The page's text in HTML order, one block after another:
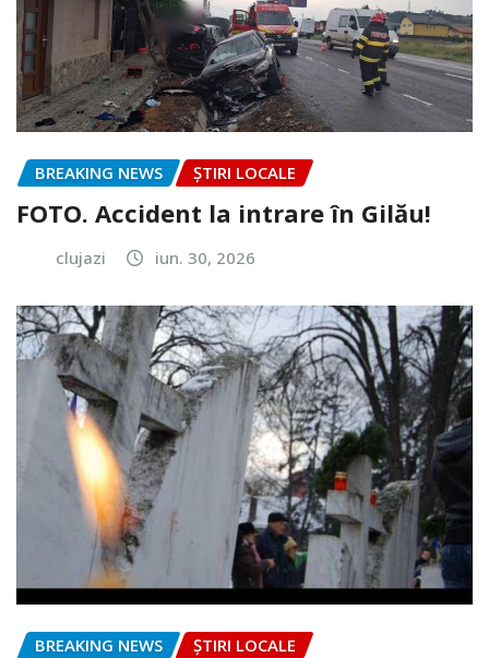
BREAKING NEWS ȘTIRI LOCALE
FOTO. Accident la intrare în Gilău!
clujazi iun. 30, 2026
BREAKING NEWS ȘTIRI LOCALE